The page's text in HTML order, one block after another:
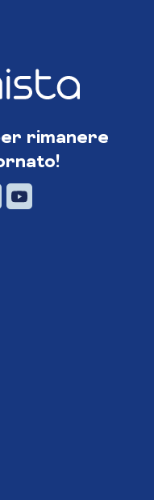
rimanere